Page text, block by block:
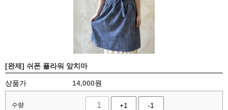
[완제] 쉬폰 플라워 앞치마
상품가 14,000원
수량 +1 -1